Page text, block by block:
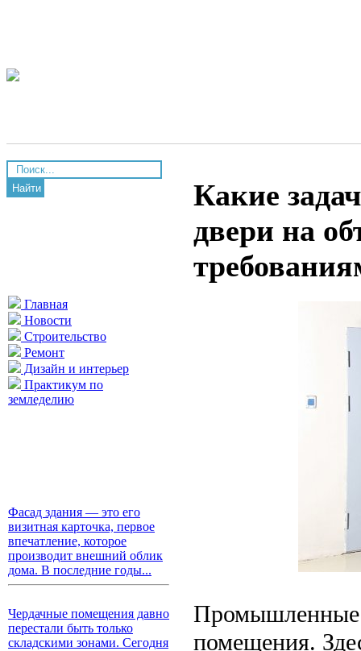
Найти
Главная
Новости
Строительство
Ремонт
Дизайн и интерьер
Практикум по
земледелию
Фасад здания — это его
визитная карточка, первое
впечатление, которое
производит внешний облик
дома. В последние годы...
Чердачные помещения давно
перестали быть только
складскими зонами. Сегодня
Какие
двери на
Промышленные
помещения.